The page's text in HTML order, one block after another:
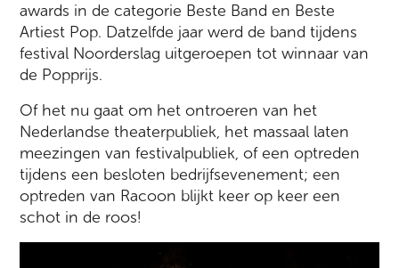
awards in de categorie Beste Band en Beste
Artiest Pop. Datzelfde jaar werd de band tijdens
festival Noorderslag uitgeroepen tot winnaar van
de Popprijs.
Of het nu gaat om het ontroeren van het
Nederlandse theaterpubliek, het massaal laten
meezingen van festivalpubliek, of een optreden
tijdens een besloten bedrijfsevenement; een
optreden van Racoon blijkt keer op keer een
schot in de roos!